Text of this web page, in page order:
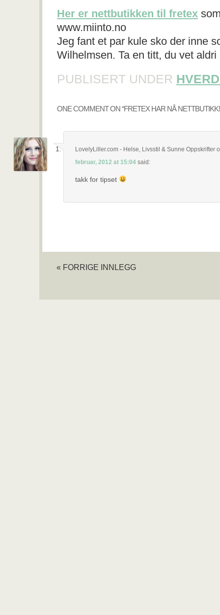
Her er nettbutikken til fretex
www.miinto.no
Jeg fant et par kule sko der inne
Wilhelmsen. Ta en titt, du vet
PUBLISERT UNDER
ONE COMMENT ON “FRETEX HAR NÅ NETTBUTIKK!
LovelyLiller.com - Helse, Livsstil & Sunne Oppskrifter
februar, 2012 at 15:04 said:
takk for tipset
« FORRIGE INNLEGG